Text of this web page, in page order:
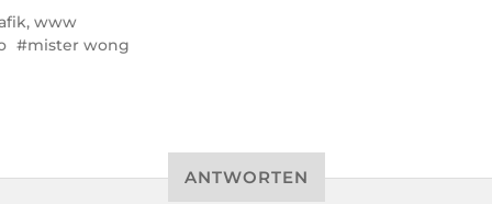
, www
mister wong
ANTWORTEN